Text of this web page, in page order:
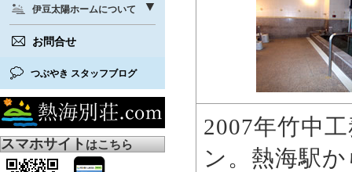
伊豆太陽ホームについて
お問合せ
つぶやき スタッフブログ
スマホサイトはこちら
2007年竹中
ン。熱海駅